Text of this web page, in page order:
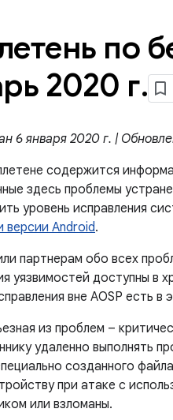
по
2020 г.
6 января 2020 г. |
содержится
здесь проблемы
уровень исправления
версии Android.
партнерам обо всех
уязвимостей доступны в
вне AOSP есть в
из проблем –
удаленно выполнять
созданного
при атаке с
или взломаны.